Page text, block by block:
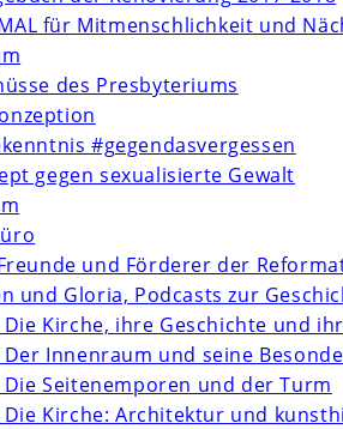
für Mitmenschlichkeit und
des Presbyteriums
#gegendasvergessen
gegen sexualisierte Gewalt
und Förderer der
und Gloria, Podcasts zur
Die Kirche, ihre Geschichte und
Der Innenraum und seine
Die Seitenemporen und der Turm
Die Kirche: Architektur und